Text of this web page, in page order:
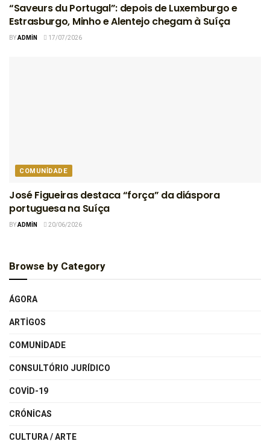
“Saveurs du Portugal”: depois de Luxemburgo e
Estrasburgo, Minho e Alentejo chegam à Suíça
BYADMIN 17/07/2026
COMUNIDADE
José Figueiras destaca “força” da diáspora
portuguesa na Suíça
BYADMIN 20/06/2026
Browse by Category
ÁGORA
ARTIGOS
COMUNIDADE
CONSULTÓRIO JURÍDICO
COVID-19
CRÓNICAS
CULTURA / ARTE